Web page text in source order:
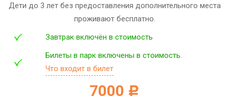
Дети до 3 лет без предоставления дополнительного места
проживают бесплатно.
Завтрак включён в стоимость
Билеты в парк включены в стоимость.
Что входит в билет
7000 c